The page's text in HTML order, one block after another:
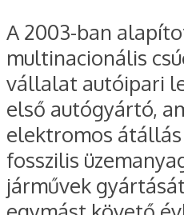
A 2003-ban
multinacionális
vállalat autóipari
első autógyártó,
elektromos átállás
fosszilis
járművek